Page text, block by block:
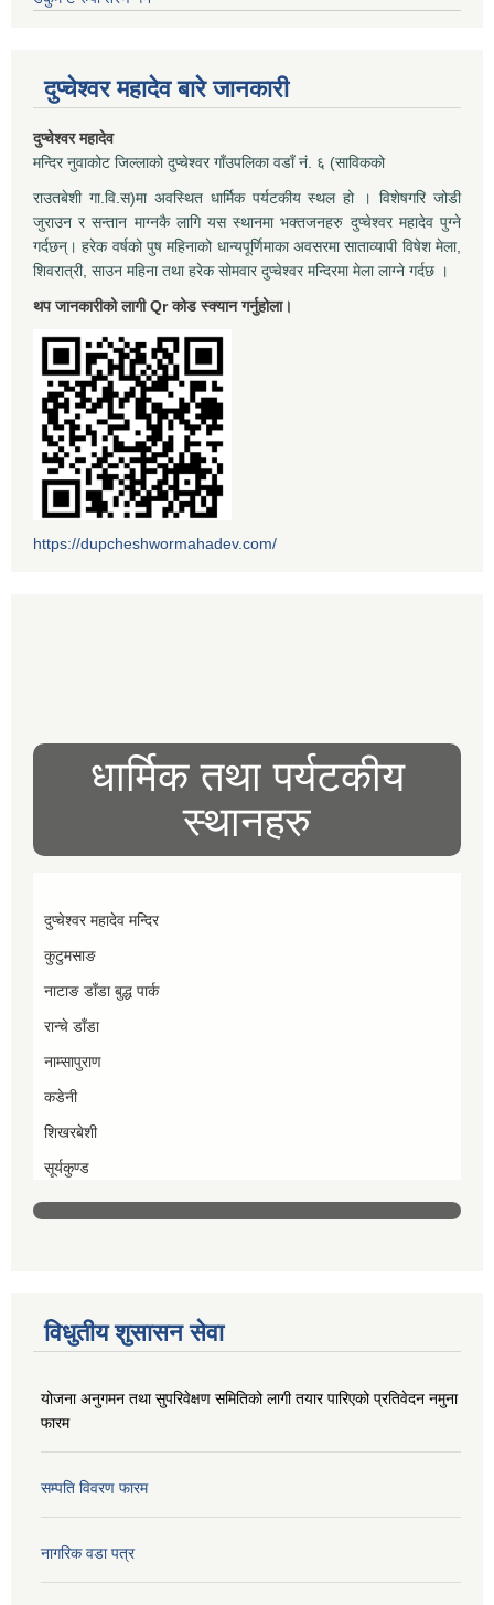
दुप्चेश्वर महादेव बारे जानकारी
दुप्चेश्वर महादेव
मन्दिर नुवाकोट जिल्लाको दुप्चेश्वर गाँउपलिका वडाँ नं. ६ (साविकको
राउतबेशी गा.वि.स)मा अवस्थित धार्मिक पर्यटकीय स्थल हो । विशेषगरि जोडी
जुराउन र सन्तान माग्नकै लागि यस स्थानमा भक्तजनहरु दुप्चेश्वर महादेव पुग्ने
गर्दछन्। हरेक वर्षको पुष महिनाको धान्यपूर्णिमाका अवसरमा साताव्यापी विषेश मेला,
शिवरात्री, साउन महिना तथा हरेक सोमवार दुप्चेश्वर मन्दिरमा मेला लाग्ने गर्दछ ।
थप जानकारीको लागी Qr कोड स्क्यान गर्नुहोला।
https://dupcheshwormahadev.com/
धार्मिक तथा पर्यटकीय
स्थानहरु
दुप्चेश्वर महादेव मन्दिर
कुटुमसाङ
नाटाङ डाँडा बुद्ध पार्क
रान्चे डाँडा
नाम्सापुराण
कडेनी
शिखरबेशी
सूर्यकुण्ड
विधुतीय शुसासन सेवा
योजना अनुगमन तथा सुपरिवेक्षण समितिको लागी तयार पारिएको प्रतिवेदन नमुना
फारम
सम्पति विवरण फारम
नागरिक वडा पत्र